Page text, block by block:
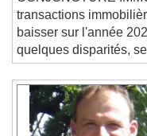
CONJONCTURE
transactions
baisser sur l'année
quelques disparités,